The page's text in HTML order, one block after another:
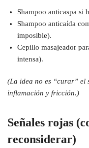
Shampoo anticaspa si
Shampoo anticaída
imposible).
Cepillo masajeador
intensa).
(La idea no es “curar” el
inflamación y fricción.)
Señales rojas
reconsiderar)